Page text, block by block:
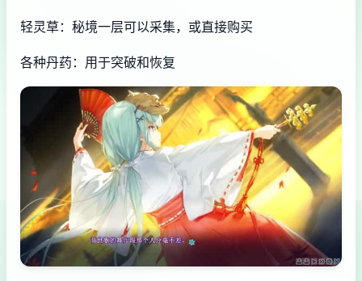
轻灵草：秘境一层可以采集，或直接购买
各种丹药：用于突破和恢复